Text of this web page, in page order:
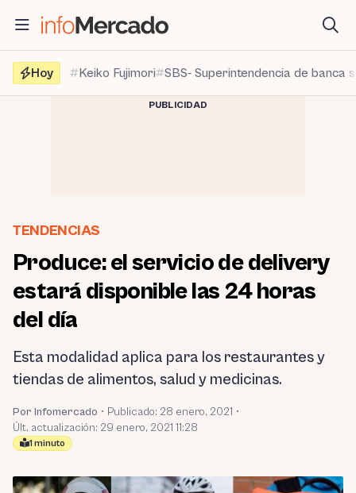
contenido
Hoy
Keiko Fujimori SBS- Superintendencia de banca
PUBLICIDAD
TENDENCIAS
Produce: el servicio de delivery
estará disponible las 24 horas
del día
Esta modalidad aplica para los restaurantes y
tiendas de alimentos, salud y medicinas.
Por Infomercado • Publicado: 28 enero, 2021 •
Últ. actualización: 29 enero, 2021 11:28
1 minuto